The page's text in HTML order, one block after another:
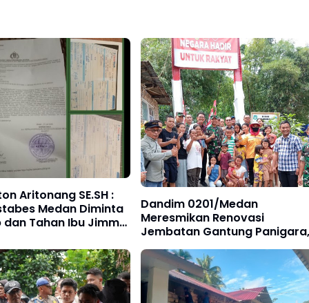
Aritonang SE.SH :
Medan Diminta
dan Tahan Ibu Jimmy
Dandim 0201/Medan
Meresmikan Renovasi
Jembatan Gantung Panigara,
Akses Warga Polonia Kembali
Lancar